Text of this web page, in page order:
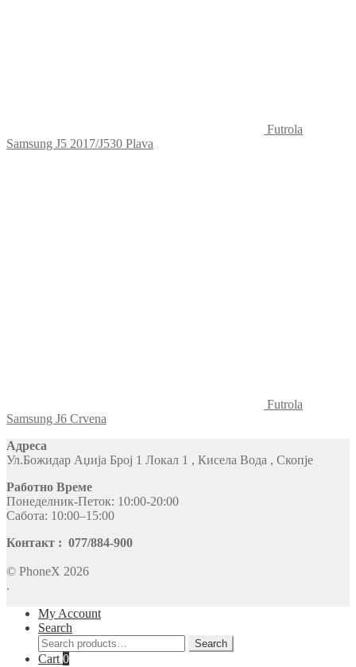
Futrola
Samsung J5 2017/J530 Plava
Futrola
Samsung J6 Crvena
Адреса
Ул.Божидар Аџија Број 1 Локал 1 , Кисела Вода , Скопје
Работно Време
Понеделник-Петок: 10:00-20:00
Сабота: 10:00–15:00
Контакт : 077/884-900
© PhoneX 2026
.
My Account
Search
Search
for:
Search
Cart 0